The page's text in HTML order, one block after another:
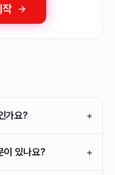
작
가요? +
이 있나요? +